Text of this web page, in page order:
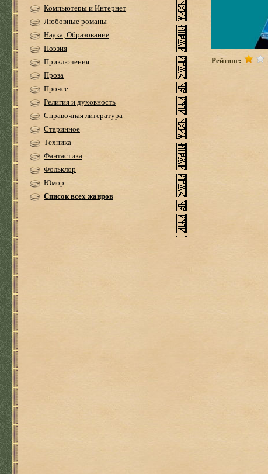
Компьютеры и Интернет
Любовные романы
Наука, Образование
Поэзия
Приключения
Проза
Прочее
Религия и духовность
Справочная литература
Старинное
Техника
Фантастика
Фольклор
Юмор
Список всех жанров
Рейтинг: